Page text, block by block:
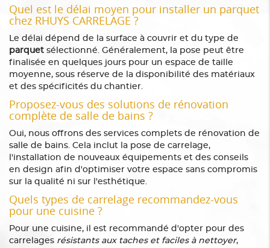
Quel est le délai moyen pour installer un parquet
chez RHUYS CARRELAGE ?
Le délai dépend de la surface à couvrir et du type de
parquet sélectionné. Généralement, la pose peut être
finalisée en quelques jours pour un espace de taille
moyenne, sous réserve de la disponibilité des matériaux
et des spécificités du chantier.
Proposez-vous des solutions de rénovation
complète de salle de bains ?
Oui, nous offrons des services complets de rénovation de
salle de bains. Cela inclut la pose de carrelage,
l'installation de nouveaux équipements et des conseils
en design afin d'optimiser votre espace sans compromis
sur la qualité ni sur l'esthétique.
Quels types de carrelage recommandez-vous
pour une cuisine ?
Pour une cuisine, il est recommandé d'opter pour des
carrelages résistants aux taches et faciles à nettoyer,